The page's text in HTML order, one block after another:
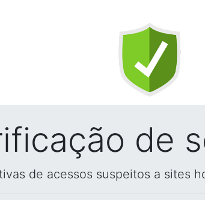
de
de acessos suspeitos a sites